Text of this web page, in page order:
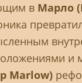
в Марло
и
Marlow)